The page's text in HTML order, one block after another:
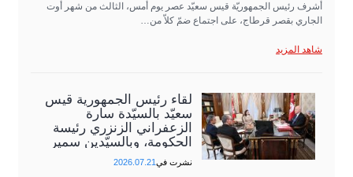
أشرف رئيس الجمهوريّة قيس سعيّد عصر يوم أمس، الثالث من شهر أوت
الجاري بقصر قرطاج، على اجتماع ضمّ كلاّ من…
شاهد المزيد
لقاء رئيس الجمهورية قيس
سعيّد بالسيّدة سارة
الزعفراني الزنزري رئيسة
الحكومة، وبالسيّدين سمير
عبد الحفيظ وزير…
نشرت في2026.07.21